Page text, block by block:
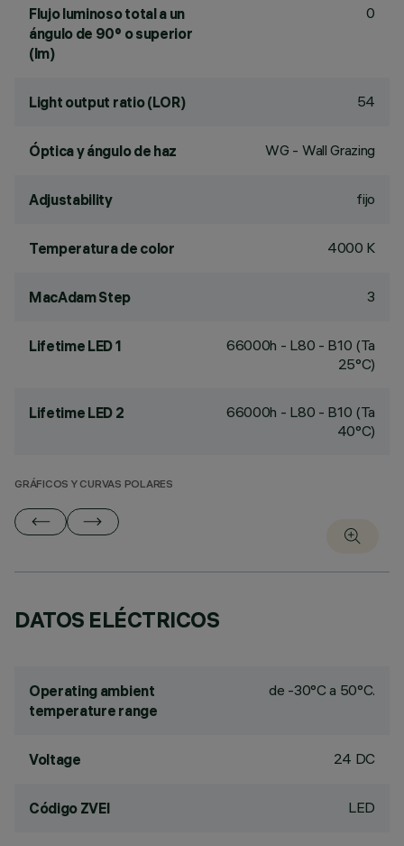
Flujo luminoso total a un
ángulo de 90° o superior
(lm)
0
Light output ratio (LOR) 54
Óptica y ángulo de haz WG - Wall Grazing
Adjustability fijo
Temperatura de color 4000 K
MacAdam Step 3
Lifetime LED 1
66000h - L80 - B10 (Ta
25°C)
Lifetime LED 2
66000h - L80 - B10 (Ta
40°C)
GRÁFICOS Y CURVAS POLARES
DATOS ELÉCTRICOS
Operating ambient
temperature range
de -30°C a 50°C.
Voltage 24 DC
Código ZVEI LED